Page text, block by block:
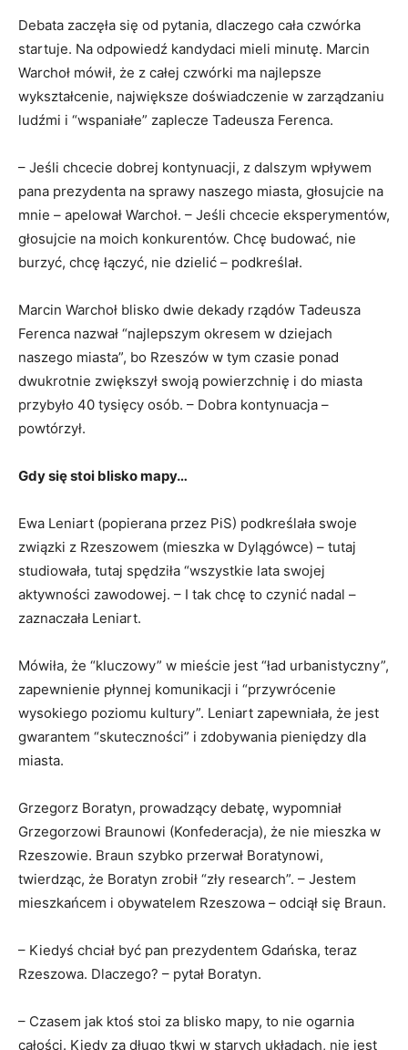
Debata zaczęła się od pytania, dlaczego cała czwórka
startuje. Na odpowiedź kandydaci mieli minutę. Marcin
Warchoł mówił, że z całej czwórki ma najlepsze
wykształcenie, największe doświadczenie w zarządzaniu
ludźmi i “wspaniałe” zaplecze Tadeusza Ferenca.
– Jeśli chcecie dobrej kontynuacji, z dalszym wpływem
pana prezydenta na sprawy naszego miasta, głosujcie na
mnie – apelował Warchoł. – Jeśli chcecie eksperymentów,
głosujcie na moich konkurentów. Chcę budować, nie
burzyć, chcę łączyć, nie dzielić – podkreślał.
Marcin Warchoł blisko dwie dekady rządów Tadeusza
Ferenca nazwał “najlepszym okresem w dziejach
naszego miasta”, bo Rzeszów w tym czasie ponad
dwukrotnie zwiększył swoją powierzchnię i do miasta
przybyło 40 tysięcy osób. – Dobra kontynuacja –
powtórzył.
Gdy się stoi blisko mapy…
Ewa Leniart (popierana przez PiS) podkreślała swoje
związki z Rzeszowem (mieszka w Dylągówce) – tutaj
studiowała, tutaj spędziła “wszystkie lata swojej
aktywności zawodowej. – I tak chcę to czynić nadal –
zaznaczała Leniart.
Mówiła, że “kluczowy” w mieście jest “ład urbanistyczny”,
zapewnienie płynnej komunikacji i “przywrócenie
wysokiego poziomu kultury”. Leniart zapewniała, że jest
gwarantem “skuteczności” i zdobywania pieniędzy dla
miasta.
Grzegorz Boratyn, prowadzący debatę, wypomniał
Grzegorzowi Braunowi (Konfederacja), że nie mieszka w
Rzeszowie. Braun szybko przerwał Boratynowi,
twierdząc, że Boratyn zrobił “zły research”. – Jestem
mieszkańcem i obywatelem Rzeszowa – odciął się Braun.
– Kiedyś chciał być pan prezydentem Gdańska, teraz
Rzeszowa. Dlaczego? – pytał Boratyn.
– Czasem jak ktoś stoi za blisko mapy, to nie ogarnia
całości. Kiedy za długo tkwi w starych układach, nie jest